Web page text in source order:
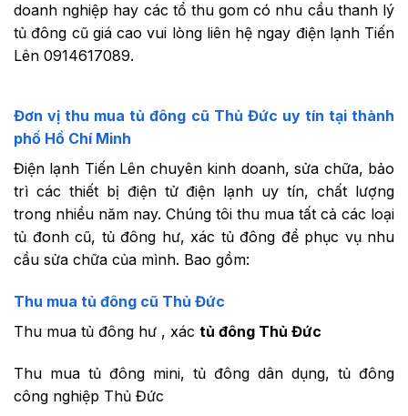
doanh nghiệp hay các tổ thu gom có nhu cầu thanh lý
tủ đông cũ giá cao vui lòng liên hệ ngay điện lạnh Tiến
Lên 0914617089.
Đơn vị thu mua tủ đông cũ Thủ Đức uy tín tại thành
phố Hồ Chí Minh
Điện lạnh Tiến Lên chuyên kinh doanh, sửa chữa, bảo
trì các thiết bị điện tử điện lạnh uy tín, chất lượng
trong nhiều năm nay. Chúng tôi thu mua tất cả các loại
tủ đonh cũ, tủ đông hư, xác tủ đông để phục vụ nhu
cầu sửa chữa của mình. Bao gồm:
Thu mua tủ đông cũ Thủ Đức
Thu mua tủ đông hư , xác tủ đông Thủ Đức
Thu mua tủ đông mini, tủ đông dân dụng, tủ đông
công nghiệp Thủ Đức